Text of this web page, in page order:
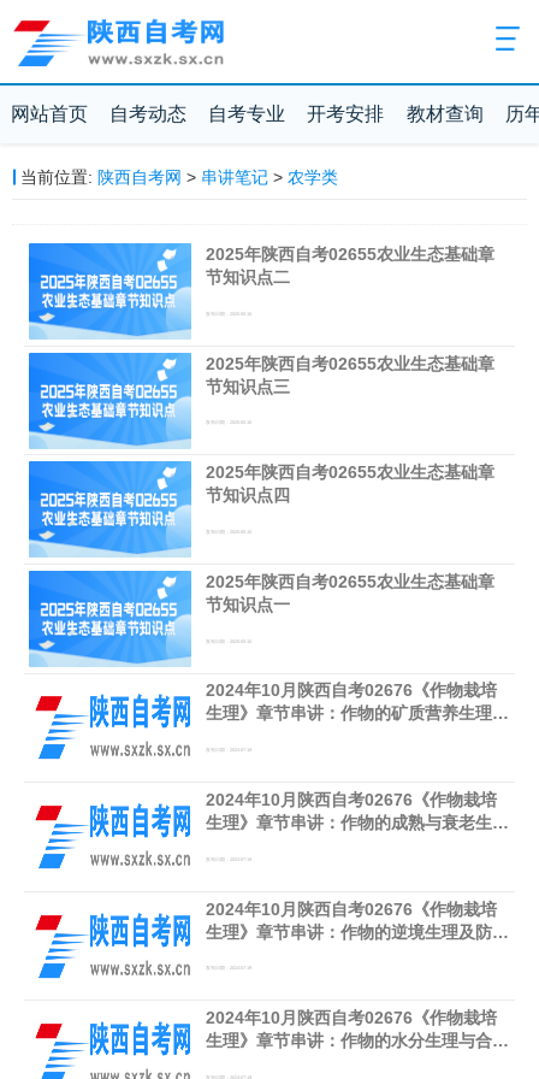
网站首页 自考动态 自考专业 开考安排 教材查询 历
当前位置: 陕西自考网 > 串讲笔记> 农学类
2025年陕西自考02655农业生态基础章
节知识点二
2025年陕西自考02655农业生态基础章
节知识点三
发布日期：2025-05-15
2025年陕西自考02655农业生态基础章
节知识点四
发布日期：2025-05-15
2025年陕西自考02655农业生态基础章
节知识点一
2024年10月陕西自考02676《作物栽培
生理》章节串讲：作物的矿质营养生理与
发布日期：2024-07-19
2024年10月陕西自考02676《作物栽培
生理》章节串讲：作物的成熟与衰老生理
2024年10月陕西自考02676《作物栽培
生理》章节串讲：作物的逆境生理及防御
发布日期：2024-07-19
2024年10月陕西自考02676《作物栽培
生理》章节串讲：作物的水分生理与合理
发布日期：2024-07-19